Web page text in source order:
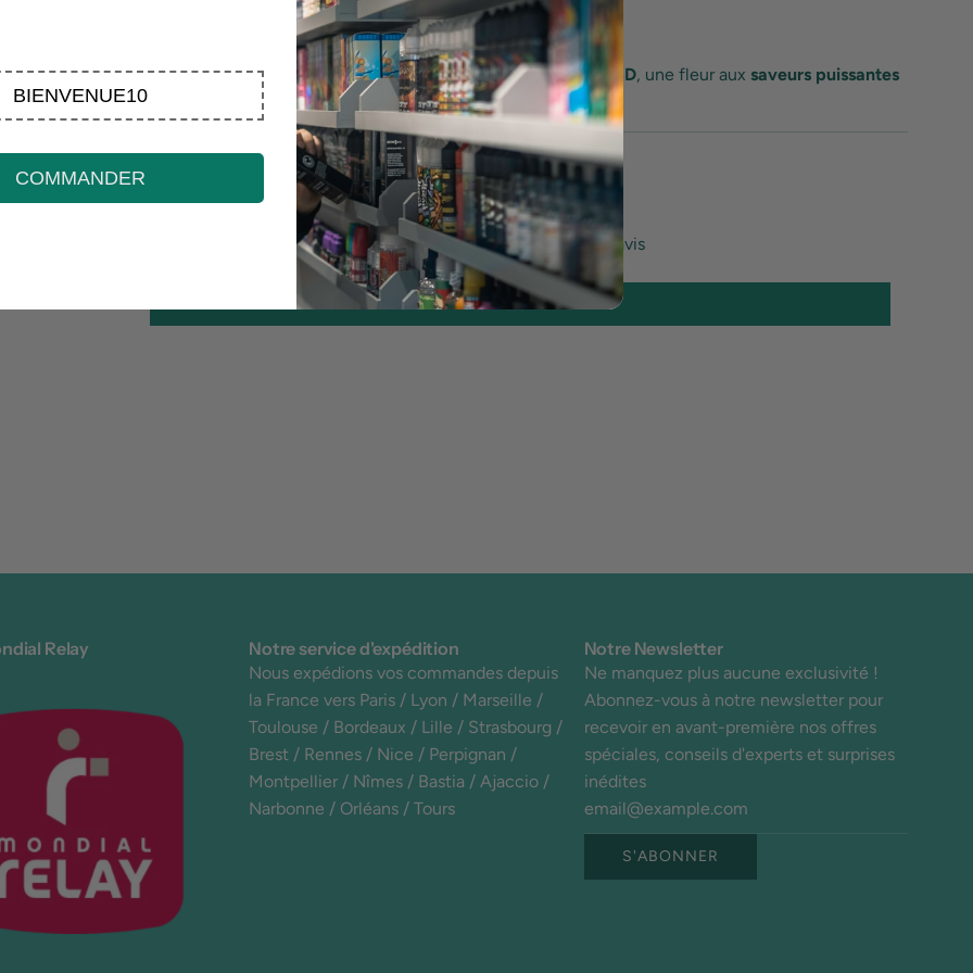
Relaxation intense et apaisement
Se détendre après une journée chargée
Laissez-vous séduire par la force tranquille deBruce Banner CBD, une fleur aux saveurs puissantes
et aux effets bienfaisants!
Avis Clients
Soyez le premier à écrire un avis
Écrire un avis
Relay Notre service d'expédition
Nous expédions vos commandes depuis
la France vers Paris / Lyon / Marseille /
Toulouse / Bordeaux / Lille / Strasbourg /
Brest / Rennes / Nice / Perpignan /
Montpellier / Nîmes / Bastia / Ajaccio /
Narbonne / Orléans / Tours
Notre Newsletter
Ne manquez plus aucune exclusivité !
Abonnez-vous à notre newsletter pour
recevoir en avant-première nos offres
spéciales, conseils d'experts et surprises
inédites
S'ABONNER
BIENVENUE10
COMMANDER